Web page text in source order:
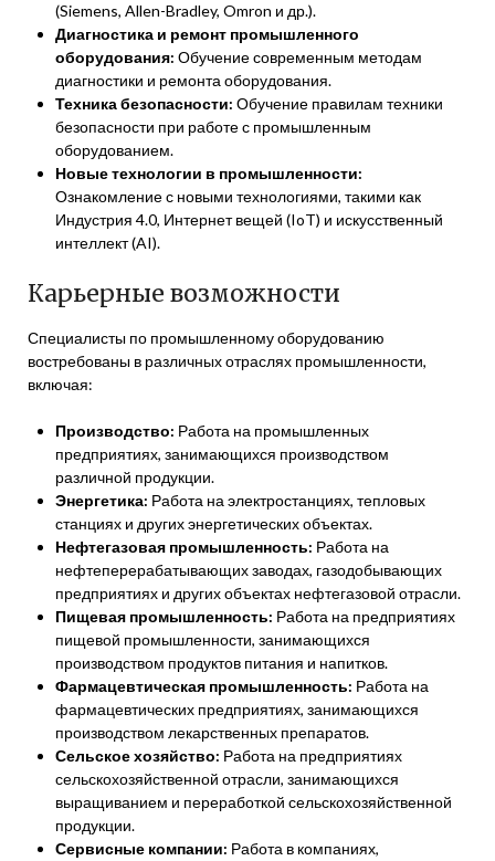
(Siemens, Allen-Bradley, Omron и др.).
Диагностика и ремонт промышленного
оборудования: Обучение современным методам
диагностики и ремонта оборудования.
Техника безопасности: Обучение правилам техники
безопасности при работе с промышленным
оборудованием.
Новые технологии в промышленности:
Ознакомление с новыми технологиями, такими как
Индустрия 4.0, Интернет вещей (IoT) и искусственный
интеллект (AI).
Карьерные возможности
Специалисты по промышленному оборудованию
востребованы в различных отраслях промышленности,
включая:
Производство: Работа на промышленных
предприятиях, занимающихся производством
различной продукции.
Энергетика: Работа на электростанциях, тепловых
станциях и других энергетических объектах.
Нефтегазовая промышленность: Работа на
нефтеперерабатывающих заводах, газодобывающих
предприятиях и других объектах нефтегазовой отрасли.
Пищевая промышленность: Работа на предприятиях
пищевой промышленности, занимающихся
производством продуктов питания и напитков.
Фармацевтическая промышленность: Работа на
фармацевтических предприятиях, занимающихся
производством лекарственных препаратов.
Сельское хозяйство: Работа на предприятиях
сельскохозяйственной отрасли, занимающихся
выращиванием и переработкой сельскохозяйственной
продукции.
Сервисные компании: Работа в компаниях,